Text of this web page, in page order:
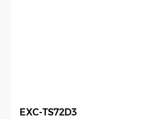
EXC-TS72D3